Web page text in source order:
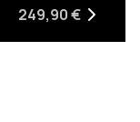
249,90 €